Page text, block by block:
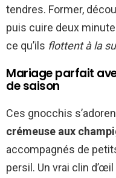
tendres. Former,
puis cuire deux
ce qu’ils flottent à la
Mariage parfait
de saison
Ces gnocchis
crémeuse aux
accompagnés de
persil. Un vrai clin